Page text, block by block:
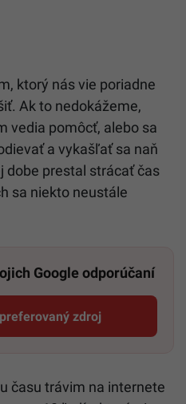
ktorý nás vie poriadne
Ak to nedokážeme,
vedia pomôcť, alebo sa
a vykašľať sa naň
dobe prestal strácať čas
sa niekto neustále
Google odporúčaní
zdroj
Startitup, odkaz sa otvorí v
času trávim na internete